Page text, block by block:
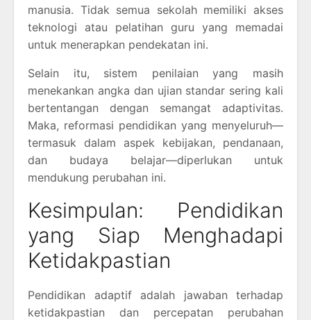
manusia. Tidak semua sekolah memiliki akses
teknologi atau pelatihan guru yang memadai
untuk menerapkan pendekatan ini.
Selain itu, sistem penilaian yang masih
menekankan angka dan ujian standar sering kali
bertentangan dengan semangat adaptivitas.
Maka, reformasi pendidikan yang menyeluruh—
termasuk dalam aspek kebijakan, pendanaan,
dan budaya belajar—diperlukan untuk
mendukung perubahan ini.
Kesimpulan: Pendidikan
yang Siap Menghadapi
Ketidakpastian
Pendidikan adaptif adalah jawaban terhadap
ketidakpastian dan percepatan perubahan